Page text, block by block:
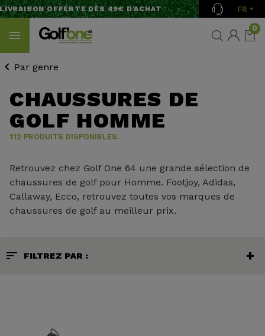
OFFERTE DÈS 49€ D'ACHAT FR
0
Par genre
CHAUSSURES DE
GOLF HOMME
112 PRODUITS DISPONIBLES.
Retrouvez chez Golf One 64 une grande sélection de
chaussures de golf pour Homme. Footjoy, Adidas,
Callaway, Ecco, retrouvez toutes vos marques de
chaussures de golf au meilleur prix.
sort FILTREZ PAR :